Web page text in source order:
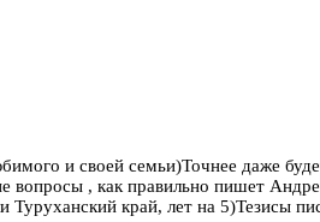
и своей семьи)Точнее даже
вопросы , как правильно пишет
край, лет на 5)Тезисы